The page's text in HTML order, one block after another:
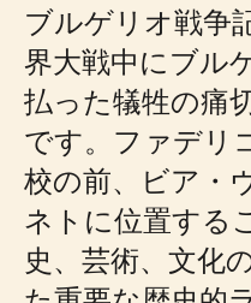
ブルゲリオ戦争
界大戦中にブル
払った犠牲の痛
です。ファデリ
校の前、ビア・
ネトに位置する
史、芸術、文化